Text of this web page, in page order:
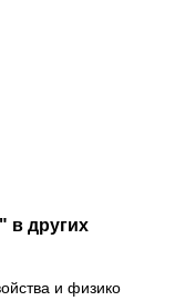
в других
и физико